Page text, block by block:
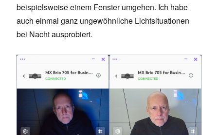
beispielsweise einem Fenster umgehen. Ich habe
auch einmal ganz ungewöhnliche Lichtsituationen
bei Nacht ausprobiert.